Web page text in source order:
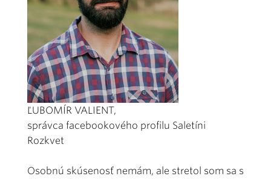
ĽUBOMÍR VALIENT,
správca facebookového profilu Saletíni
Rozkvet
Osobnú skúsenosť nemám, ale stretol som sa s